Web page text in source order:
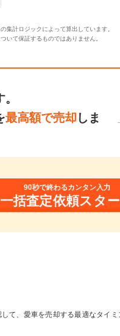
集計ロジックによって算出しています。
いて保証するものではありません。
最高額で売却 しま
90秒で終わるカンタン入力
一括査定依頼スタ
て、愛車を売却する最適なタイミ